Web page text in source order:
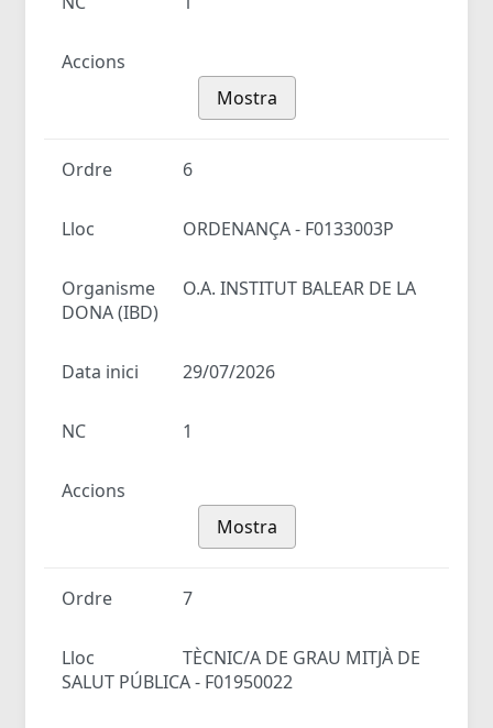
Accions
Mostra
Ordre 6
Lloc ORDENANÇA - F0133003P
Organisme
O.A. INSTITUT BALEAR DE LA
DONA (IBD)
Data inici 29/07/2026
NC 1
Accions
Mostra
Ordre 7
Lloc
TÈCNIC/A DE GRAU MITJÀ DE
SALUT PÚBLICA - F01950022